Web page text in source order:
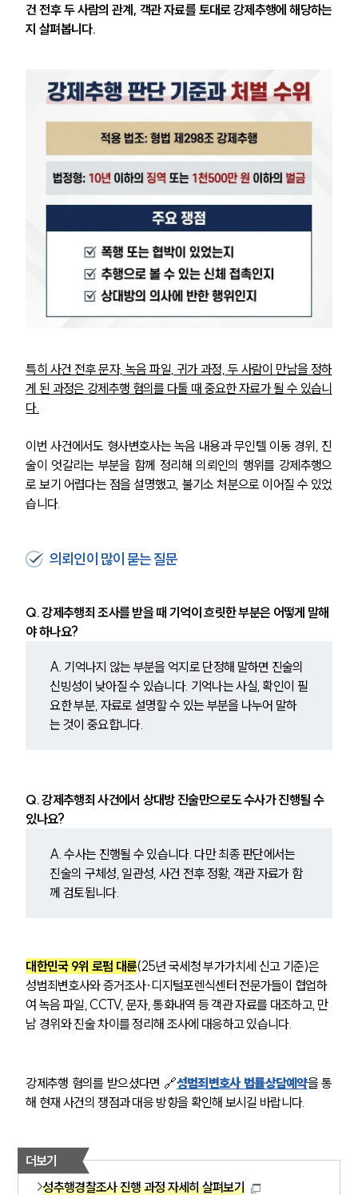
팀소개
팀소개
대륜의 강점
고객의 소리
통합검색
AI대륜
업무사례
건 전후 두 사람의 관계, 객관 자료를 토대로 강제추행에 해당하는
지 살펴봅니다.
특히 사건 전후 문자, 녹음 파일, 귀가 과정, 두 사람이 만남을 정하
게 된 과정은 강제추행 혐의를 다툴 때 중요한 자료가 될 수 있습니
다.
이번 사건에서도 형사변호사는 녹음 내용과 무인텔 이동 경위, 진
술이 엇갈리는 부분을 함께 정리해 의뢰인의 행위를 강제추행으
로 보기 어렵다는 점을 설명했고, 불기소 처분으로 이어질 수 있었
습니다.
의뢰인이 많이 묻는 질문
Q. 강제추행죄 조사를 받을 때 기억이 흐릿한 부분은 어떻게 말해
야 하나요?
A. 기억나지 않는 부분을 억지로 단정해 말하면 진술의
신빙성이 낮아질 수 있습니다. 기억나는 사실, 확인이 필
요한 부분, 자료로 설명할 수 있는 부분을 나누어 말하
는 것이 중요합니다.
Q. 강제추행죄 사건에서 상대방 진술만으로도 수사가 진행될 수
있나요?
A. 수사는 진행될 수 있습니다. 다만 최종 판단에서는
진술의 구체성, 일관성, 사건 전후 정황, 객관 자료가 함
께 검토됩니다.
대한민국 9위 로펌 대륜(25년 국세청 부가가치세 신고 기준)은
성범죄변호사와 증거조사·디지털포렌식센터 전문가들이 협업하
여 녹음 파일, CCTV, 문자, 통화내역 등 객관 자료를 대조하고, 만
남 경위와 진술 차이를 정리해 조사에 대응하고 있습니다.
강제추행 혐의를 받으셨다면 🔗성범죄변호사 법률상담예약을 통
해 현재 사건의 쟁점과 대응 방향을 확인해 보시길 바랍니다.
더보기
성추행경찰조사 진행 과정 자세히 살펴보기